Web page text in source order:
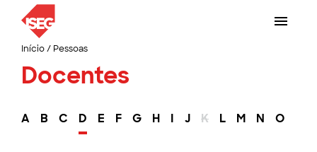
Início/ Pessoas
Docentes
A B C D E F G H I J K L M N O